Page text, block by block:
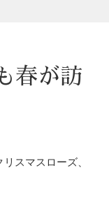
春が訪
スマスローズ、